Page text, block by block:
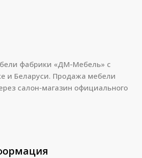
фабрики «ДМ-Мебель» с
и Беларуси. Продажа мебели
салон-магазин официального